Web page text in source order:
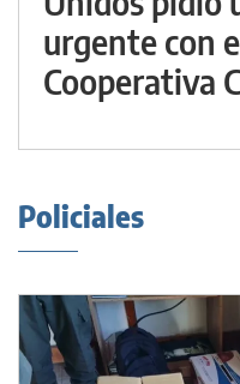
urgente con
Cooperativa
Policiales